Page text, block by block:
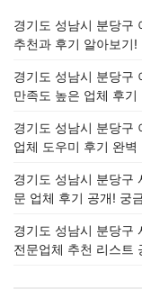
경기도 성남시 분당구
추천과 후기 알아보기!
경기도 성남시 분당구
만족도 높은 업체 후기
경기도 성남시 분당구
업체 도우미 후기 완벽
경기도 성남시 분당구
문 업체 후기 공개! 궁
경기도 성남시 분당구
전문업체 추천 리스트